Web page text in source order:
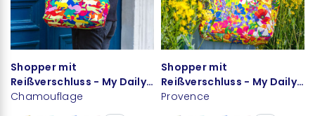
Shopper mit
Reißverschluss - My Daily
Bag
Chamouflage
Shopper mit
Reißverschluss - My Daily
Bag
Provence